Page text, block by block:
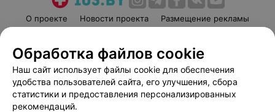
О проекте Новости проекта
Размещение рекламы
Пользовательское соглашение
Способы оплаты
Вакансии
Партнеры
Написать руководителю 103.by
Обработка файлов cookie
Наш сайт использует файлы cookie для обеспечения
удобства пользователей сайта, его улучшения, сбора
статистики и предоставления персонализированных
рекомендаций.